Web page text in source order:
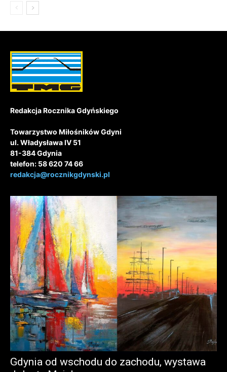
Redakcja Rocznika Gdyńskiego
Towarzystwo Miłośników Gdyni
ul. Władysława IV 51
81-384 Gdynia
telefon: 58 620 74 66
redakcja@rocznikgdynski.pl
Gdynia od wschodu do zachodu, wystawa